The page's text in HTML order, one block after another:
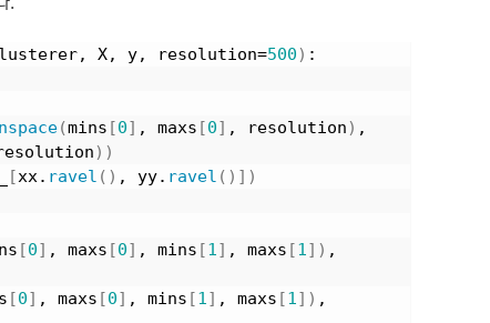
X, y, resolution=500) :
(mins [0] , maxs [0] , resolution) ,
))
[xx. ravel () , yy. ravel ()])
[0] , maxs [0] , mins [1] , maxs [1]) ,
[0] , maxs [0] , mins [1] , maxs [1]) ,